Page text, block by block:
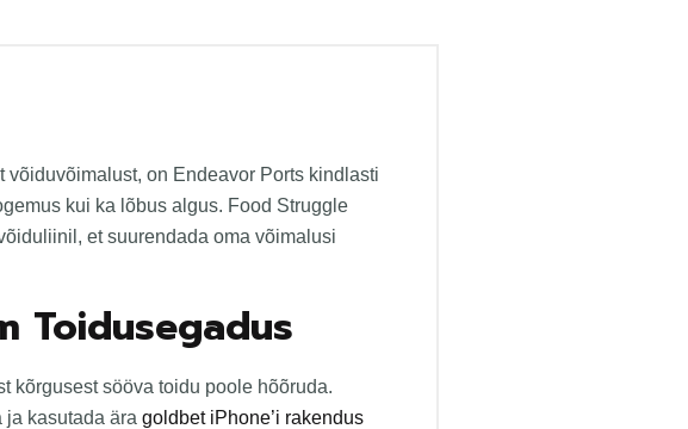
on Endeavor Ports kindlasti
kui ka lõbus algus. Food Struggle
et suurendada oma võimalusi
Toidusegadus
kõrgusest sööva toidu poole hõõruda.
ja kasutada ära goldbet iPhone’i rakendus